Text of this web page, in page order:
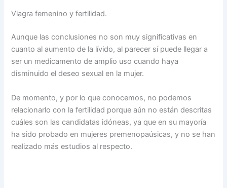
Viagra femenino y fertilidad.
Aunque las conclusiones no son muy significativas en
cuanto al aumento de la lívido, al parecer sí puede llegar a
ser un medicamento de amplio uso cuando haya
disminuido el deseo sexual en la mujer.
De momento, y por lo que conocemos, no podemos
relacionarlo con la fertilidad porque aún no están descritas
cuáles son las candidatas idóneas, ya que en su mayoría
ha sido probado en mujeres premenopaúsicas, y no se han
realizado más estudios al respecto.